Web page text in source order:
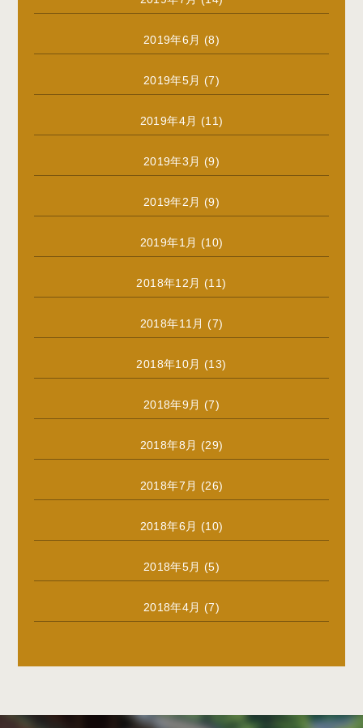
2019年6月 (8)
2019年5月 (7)
2019年4月 (11)
2019年3月 (9)
2019年2月 (9)
2019年1月 (10)
2018年12月 (11)
2018年11月 (7)
2018年10月 (13)
2018年9月 (7)
2018年8月 (29)
2018年7月 (26)
2018年6月 (10)
2018年5月 (5)
2018年4月 (7)